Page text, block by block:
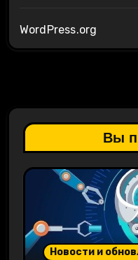
WordPress.org
Вы
Новости и